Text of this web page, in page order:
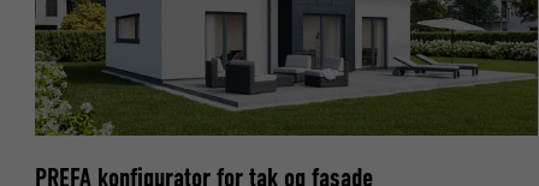
PREFA konfigurator for tak og fasade
NAVN
TILBYDER
FORLØP
NAVN